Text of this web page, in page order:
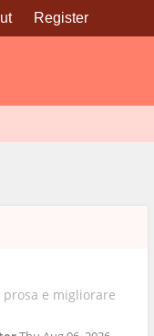
Register
e migliorare